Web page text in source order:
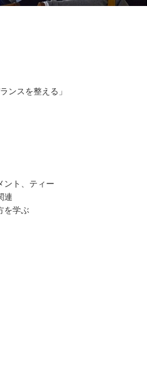
ンスを整える」
ント、ティー
連
を学ぶ